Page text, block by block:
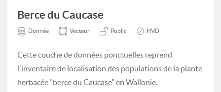
Berce du Caucase
Donnée Vecteur Public HVD
Cette couche de données ponctuelles reprend
l'inventaire de localisation des populations de la plante
herbacée "berce du Caucase" en Wallonie.